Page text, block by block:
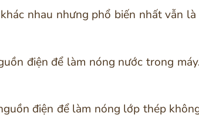
nhau nhưng phổ biến nhất vẫn
điện để làm nóng nước trong
điện để làm nóng lớp thép